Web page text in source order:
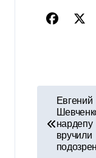
Евгений
нардепу
вручили